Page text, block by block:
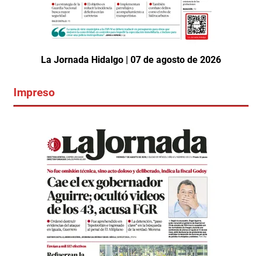
La Jornada Hidalgo | 07 de agosto de 2026
Impreso